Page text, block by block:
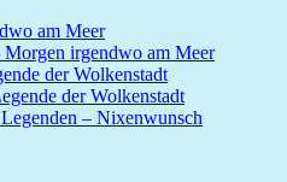
am Meer
Morgen irgendwo am Meer
der Wolkenstadt
der Wolkenstadt
– Nixenwunsch